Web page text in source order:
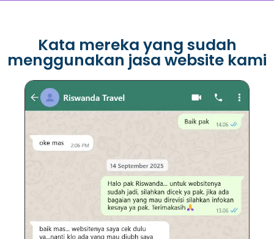
Kata mereka yang sudah
menggunakan jasa website kami